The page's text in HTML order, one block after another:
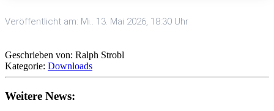
Veröffentlicht am: Mi.. 13. Mai 2026, 18:30 Uhr
Geschrieben von: Ralph Strobl
Kategorie: Downloads
Weitere News: